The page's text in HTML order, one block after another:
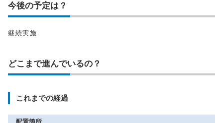
今後の予定は？
継続実施
どこまで進んでいるの？
これまでの経過